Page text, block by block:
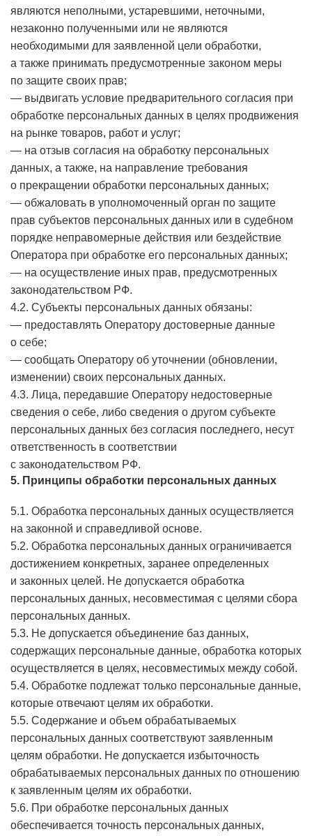
являются неполными, устаревшими, неточными,
незаконно полученными или не являются
необходимыми для заявленной цели обработки,
а также принимать предусмотренные законом меры
по защите своих прав;
— выдвигать условие предварительного согласия при
обработке персональных данных в целях продвижения
на рынке товаров, работ и услуг;
— на отзыв согласия на обработку персональных
данных, а также, на направление требования
о прекращении обработки персональных данных;
— обжаловать в уполномоченный орган по защите
прав субъектов персональных данных или в судебном
порядке неправомерные действия или бездействие
Оператора при обработке его персональных данных;
— на осуществление иных прав, предусмотренных
законодательством РФ.
4.2. Субъекты персональных данных обязаны:
— предоставлять Оператору достоверные данные
о себе;
— сообщать Оператору об уточнении (обновлении,
изменении) своих персональных данных.
4.3. Лица, передавшие Оператору недостоверные
сведения о себе, либо сведения о другом субъекте
персональных данных без согласия последнего, несут
ответственность в соответствии
с законодательством РФ.
5. Принципы обработки персональных данных
5.1. Обработка персональных данных осуществляется
на законной и справедливой основе.
5.2. Обработка персональных данных ограничивается
достижением конкретных, заранее определенных
и законных целей. Не допускается обработка
персональных данных, несовместимая с целями сбора
персональных данных.
5.3. Не допускается объединение баз данных,
содержащих персональные данные, обработка которых
осуществляется в целях, несовместимых между собой.
5.4. Обработке подлежат только персональные данные,
которые отвечают целям их обработки.
5.5. Содержание и объем обрабатываемых
персональных данных соответствуют заявленным
целям обработки. Не допускается избыточность
обрабатываемых персональных данных по отношению
к заявленным целям их обработки.
5.6. При обработке персональных данных
обеспечивается точность персональных данных,